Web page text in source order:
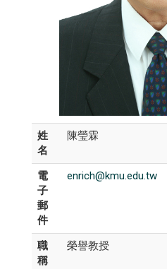
姓
名
陳瑩霖
電
子
郵
件
enrich@kmu.edu.tw
職
稱
榮譽教授